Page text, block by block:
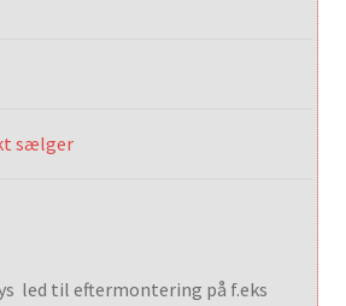
sælger
led til eftermontering på f.eks